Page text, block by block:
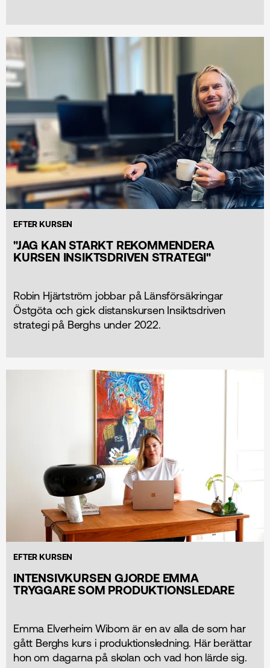
EFTER KURSEN
"JAG KAN STARKT REKOMMENDERA
KURSEN INSIKTSDRIVEN STRATEGI"
Robin Hjärtström jobbar på Länsförsäkringar
Östgöta och gick distanskursen Insiktsdriven
strategi på Berghs under 2022.
EFTER KURSEN
INTENSIVKURSEN GJORDE EMMA
TRYGGARE SOM PRODUKTIONSLEDARE
Emma Elverheim Wibom är en av alla de som har
gått Berghs kurs i produktions­ledning. Här berättar
hon om dagarna på skolan och vad hon lärde sig.